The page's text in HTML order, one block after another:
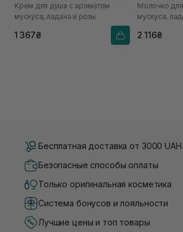
200 мл
Крем для душа с ароматом
мускуса, ладана и розы
1 367₴
Молочко
мускуса,
2 116₴
Бесплатная доставка от 3000 UAH
Безопасные способы оплаты
Только оригинальная косметика
Система бонусов и лояльности
Лучшие цены и топ товары